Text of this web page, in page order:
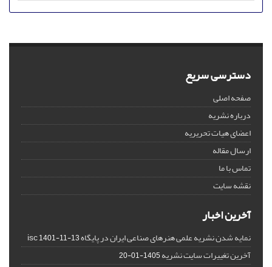
دسترسی سریع
صفحه اصلی
درباره نشریه
اعضای هیات تحریریه
ارسال مقاله
تماس با ما
نقشه سایت
آخرین اخبار
نمایه شدن نشریه علمی هنرهای صناعی ایران در پایگاه isc1401-11-13
آخرین تغییرات سایت نشریه1405-01-20